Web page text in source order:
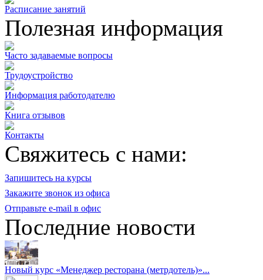
Расписание занятий
Полезная информация
Часто задаваемые вопросы
Трудоустройство
Информация работодателю
Книга отзывов
Контакты
Свяжитесь с нами:
Запишитесь на курсы
Закажите звонок из офиса
Отправьте e-mail в офис
Последние новости
Новый курс «Менеджер ресторана (метрдотель)»...